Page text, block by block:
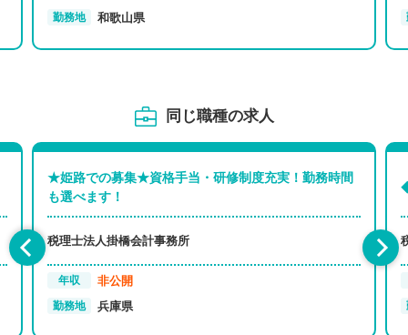
勤務地 和歌山県
同じ職種の求人
★姫路での募集★資格手当・研修制度充実！勤務時間
も選べます！
税理士法人掛橋会計事務所
年収 非公開
勤務地 兵庫県